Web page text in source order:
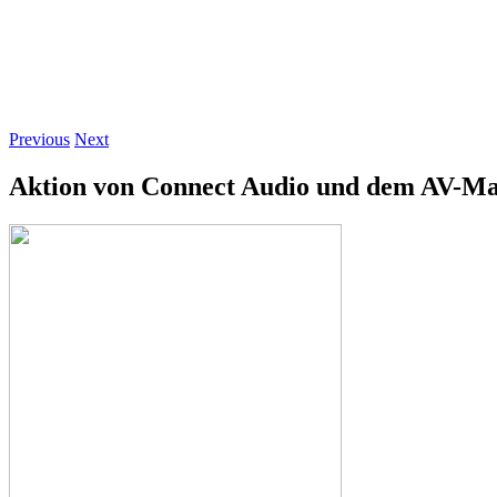
Previous Next
Aktion von Connect Audio und dem AV-